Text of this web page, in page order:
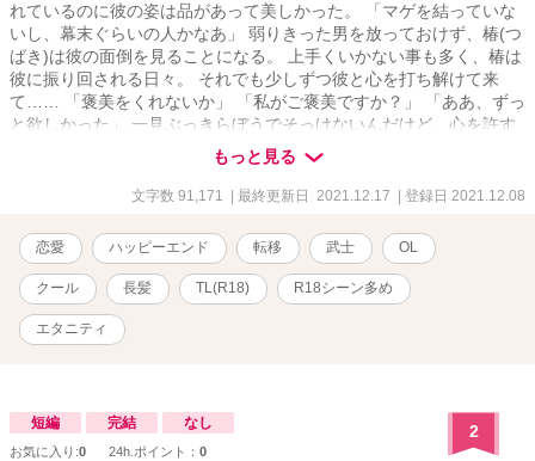
れているのに彼の姿は品があって美しかった。 「マゲを結っていな
いし、幕末ぐらいの人かなあ」 弱りきった男を放っておけず、椿(つ
ばき)は彼の面倒を見ることになる。 上手くいかない事も多く、椿は
彼に振り回される日々。 それでも少しずつ彼と心を打ち解けて来
て…… 「褒美をくれないか」 「私がご褒美ですか？」 「ああ、ずっ
と欲しかった」 一見ぶっきらぼうでそっけないんだけど、心を許す
と実は……な彼です。 ☟Twitter https://twitter.com/Kuzyoichi
もっと見る
文字数 91,171 | 最終更新日 2021.12.17 | 登録日 2021.12.08
恋愛 ハッピーエンド 転移 武士 OL
クール 長髪 TL(R18) R18シーン多め
エタニティ
短編 完結 なし
お気に入り:0 24h.ポイント： 0
2